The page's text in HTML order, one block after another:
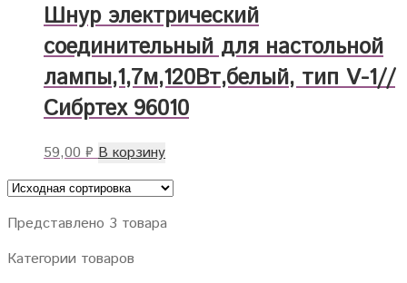
Шнур электрический
соединительный для настольной
лампы,1,7м,120Вт,белый, тип V-1//
Сибртех 96010
59,00₽ В корзину
Представлено 3 товара
Категории товаров